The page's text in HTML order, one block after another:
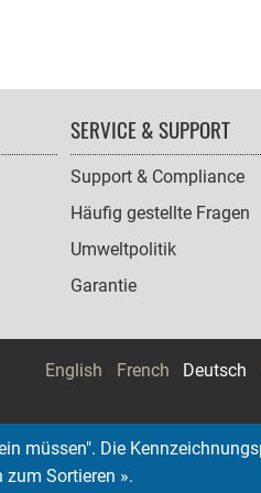
SERVICE & SUPPORT
Support & Compliance
Häufig gestellte Fragen
Umweltpolitik
Garantie
English French Deutsch
müssen". Die
Sortieren ».